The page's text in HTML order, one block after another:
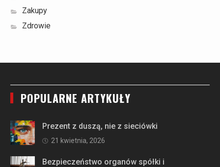
Zakupy
Zdrowie
POPULARNE ARTYKUŁY
Prezent z duszą, nie z sieciówki
21 kwietnia, 2026
Bezpieczeństwo organów spółki i